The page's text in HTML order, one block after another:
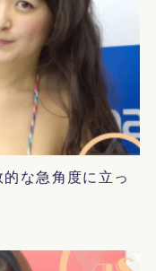
な急角度に立っ